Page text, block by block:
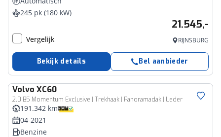
245 pk (180 kW)
21.545,-
Vergelijk RIJNSBURG
Bekijk details Bel aanbieder
Volvo XC60
2.0 B5 Momentum Exclusive | Trekhaak | Panoramadak | Leder
191.342 km
04-2021
Benzine